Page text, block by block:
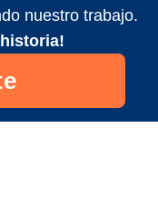
nuestro trabajo.